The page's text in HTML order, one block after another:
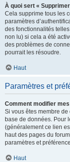
À quoi sert «
Cela supprime tous les
paramètres
des fonctionnalités
non lu) si cela a été
des problèmes de
pourrait les résoudre.
Haut
Paramètres et
Comment modifier
Si vous êtes membre
base de données. Pour
(généralement ce lien
haut des pages du
paramètres et
Haut